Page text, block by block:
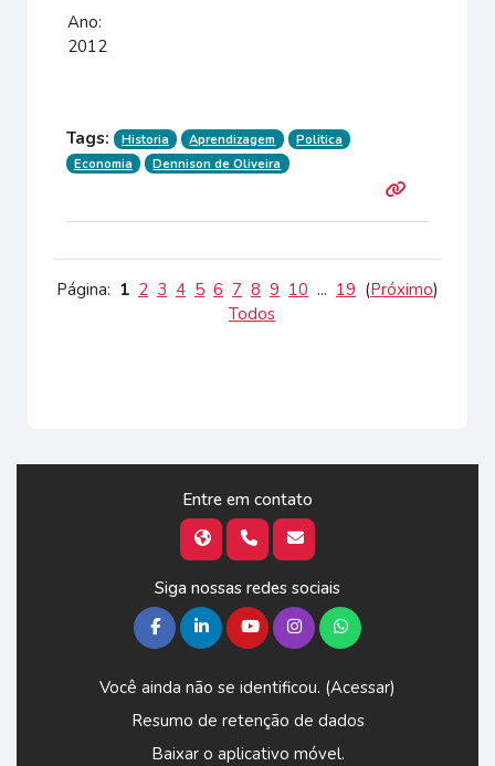
Ano:
2012
Tags: Historia Aprendizagem
Politica
Economia
Dennison de Oliveira
Página: 1 2 3 4 5 6 7 8 9 10 ... 19 (Próximo)
Todos
Entre em contato
Siga nossas redes sociais
Você ainda não se identificou. (Acessar)
Resumo de retenção de dados
Baixar o aplicativo móvel.